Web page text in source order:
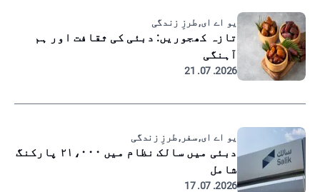
یو اے ای, طرزِ زندگی
تازہ کھجوریں: دبئی کی ثقافت اور ہم
آہنگی
2026. 07. 21
یو اے ای, سفر, طرزِ زندگی
دبئی میں سالک نظام میں ۲۱،۰۰۰ پارکنگ
شامل
2026. 07. 17